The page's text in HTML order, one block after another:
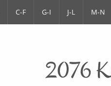
C-F G-I J-L M-N
2076